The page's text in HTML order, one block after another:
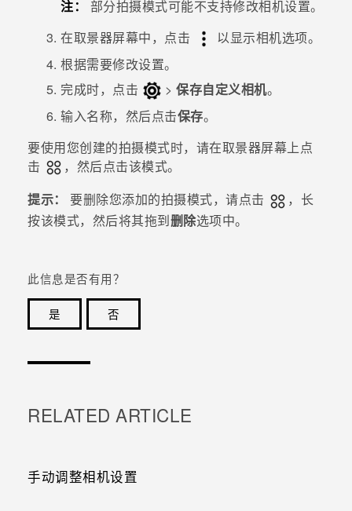
注：
部分拍摄模式可能不支持修改相机设置。
在取景器屏幕中，点击
以显示相机选项。
根据需要修改设置。
完成时，点击
> 保存自定义相机。
输入名称，然后点击保存。
要使用您创建的拍摄模式时，请在取景器屏幕上点
击
，然后点击该模式。
提示：
要删除您添加的拍摄模式，请点击
，长
按该模式，然后将其拖到删除选项中。
此信息是否有用？
是
否
RELATED ARTICLE
手动调整相机设置